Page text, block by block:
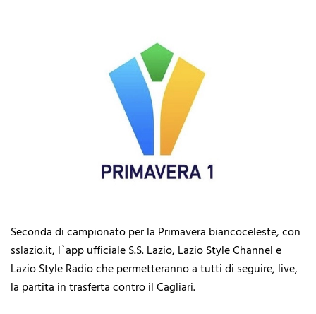
Seconda di campionato per la Primavera biancoceleste, con
sslazio.it, l`app ufficiale S.S. Lazio, Lazio Style Channel e
Lazio Style Radio che permetteranno a tutti di seguire, live,
la partita in trasferta contro il Cagliari.